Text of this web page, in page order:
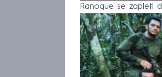
Ranoque se zapletl